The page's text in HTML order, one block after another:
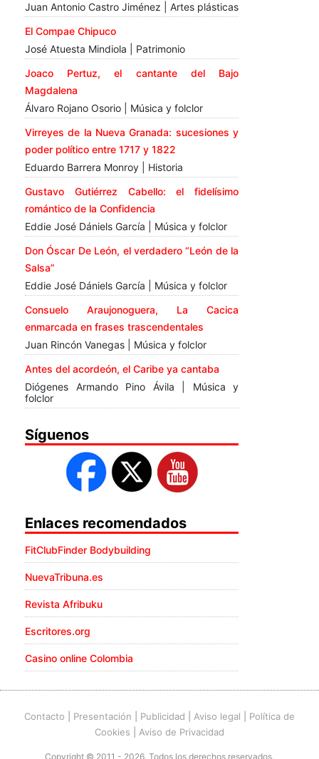
Juan Antonio Castro Jiménez | Artes plásticas
El Compae Chipuco
José Atuesta Mindiola | Patrimonio
Joaco Pertuz, el cantante del Bajo
Magdalena
Álvaro Rojano Osorio | Música y folclor
Virreyes de la Nueva Granada: sucesiones y
poder político entre 1717 y 1822
Eduardo Barrera Monroy | Historia
Gustavo Gutiérrez Cabello: el fidelísimo
romántico de la Confidencia
Eddie José Dániels García | Música y folclor
Don Óscar De León, el verdadero “León de la
Salsa”
Eddie José Dániels García | Música y folclor
Consuelo Araujonoguera, La Cacica
enmarcada en frases trascendentales
Juan Rincón Vanegas | Música y folclor
Antes del acordeón, el Caribe ya cantaba
Diógenes Armando Pino Ávila | Música y
folclor
Síguenos
Enlaces recomendados
FitClubFinder Bodybuilding
NuevaTribuna.es
Revista Afribuku
Escritores.org
Casino online Colombia
Contacto Presentación Publicidad Aviso legal
Política de
Cookies
Aviso de Privacidad
Copyright © 2011 - 2026. Todos los derechos reservados.